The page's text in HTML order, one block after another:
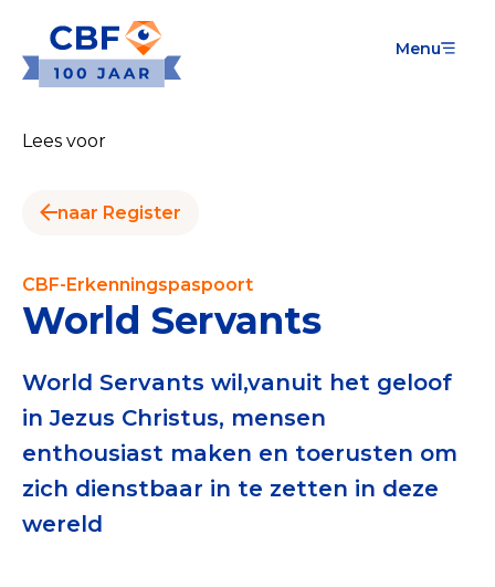
Menu
Goede Doelen
CBF-Erkenning aanvragen
Publiek
Veilig geven met het CBF-keurmerk
Check het CBF-keurmerk van een goed doel
Download de Geef Gerust Checklist
Tips bij doneren: zo geef je veilig
Lees voor
naar Register
CBF-Erkenningspaspoort
World Servants
World Servants wil,vanuit het geloof
in Jezus Christus, mensen
enthousiast maken en toerusten om
zich dienstbaar in te zetten in deze
wereld